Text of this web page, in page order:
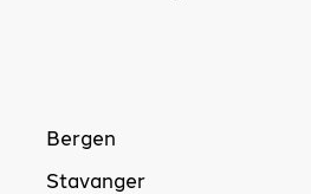
Bergen
Stavanger